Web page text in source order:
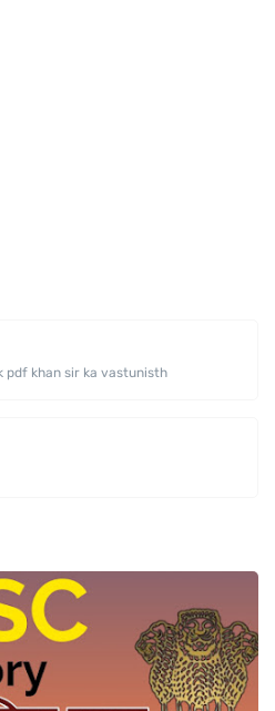
pdf khan sir ka vastunisth